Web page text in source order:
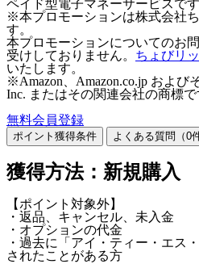
ペイド型電子マネーサービスです
※本プロモーションは株式会社
す。
本プロモーションについてのお
受けしておりません。 ちょびリ
いたします。
※Amazon、Amazon.co.jp および
Inc. またはその関連会社の商標で
無料会員登録
ポイント獲得条件 よくある質問（0
獲得方法：新規購入
【ポイント対象外】
・返品、キャンセル、未入金
・オプションの代金
・過去に「アイ・ティー・エス
されたことがある方